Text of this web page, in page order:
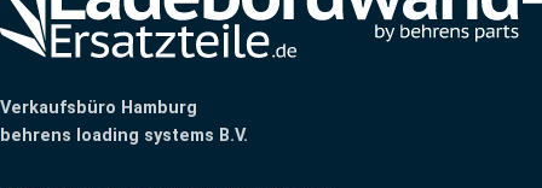
Verkaufsbüro Hamburg
behrens loading systems B.V.